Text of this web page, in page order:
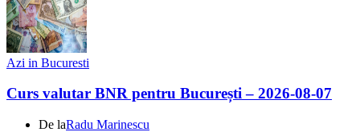
Azi in Bucuresti
Curs valutar BNR pentru București – 2026-08-07
De laRadu Marinescu